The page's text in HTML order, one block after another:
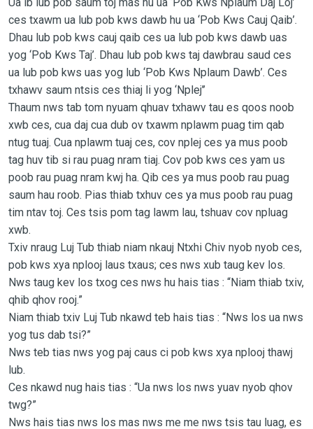
ces txawm ua lub pob kws dawb hu ua ‘Pob Kws Cauj Qaib’.
Dhau lub pob kws cauj qaib ces ua lub pob kws dawb uas
yog ‘Pob Kws Taj’. Dhau lub pob kws taj dawbrau saud ces
ua lub pob kws uas yog lub ‘Pob Kws Nplaum Dawb’. Ces
txhawv saum ntsis ces thiaj li yog ‘Nplej’’
Thaum nws tab tom nyuam qhuav txhawv tau es qoos noob
xwb ces, cua daj cua dub ov txawm nplawm puag tim qab
ntug tuaj. Cua nplawm tuaj ces, cov nplej ces ya mus poob
tag huv tib si rau puag nram tiaj. Cov pob kws ces yam us
poob rau puag nram kwj ha. Qib ces ya mus poob rau puag
saum hau roob. Pias thiab txhuv ces ya mus poob rau puag
tim ntav toj. Ces tsis pom tag lawm lau, tshuav cov npluag
xwb.
Txiv nraug Luj Tub thiab niam nkauj Ntxhi Chiv nyob nyob ces,
pob kws xya nplooj laus txaus; ces nws xub taug kev los.
Nws taug kev los txog ces nws hu hais tias : “Niam thiab txiv,
qhib qhov rooj.”
Niam thiab txiv Luj Tub nkawd teb hais tias : “Nws los ua nws
yog tus dab tsi?”
Nws teb tias nws yog paj caus ci pob kws xya nplooj thawj
lub.
Ces nkawd nug hais tias : “Ua nws los nws yuav nyob qhov
twg?”
Nws hais tias nws los mas nws me me nws tsis tau luag, es